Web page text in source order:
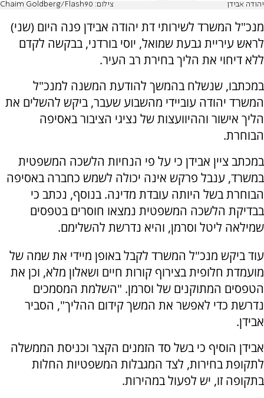
יהודה אבידן צילום: Chaim Goldberg/Flash90
מנכ"ל המשרד לשירותי דת יהודה אבידן פנה היום (שני)
לראש עיריית גבעת שמואל, יוסי בורדני, בבקשה לקדם
ללא דיחוי את הליך בחירת רב העיר.
במכתבו, שנשלח בהמשך להודעת המשנה למנכ"ל
המשרד יהודה עוביידי מהשבוע שעבר, ביקש להשלים את
הליך אישור וההיוועצות של נציגי הציבור באסיפה
הבוחרת.
במכתב ציין אבידן כי על פי הנחיות הלשכה המשפטית
במשרד, ענבל פרקש אינה יכולה לשמש כחברה באסיפה
הבוחרת בשל היותה עובדת מדינה. בנוסף, נכתב כי
בבדיקת הלשכה המשפטית נמצאו חוסרים בטפסים
שמילאה ליטל וסרמן, והיא נדרשת להשלימם.
עוד ביקש מנכ"ל המשרד לקבל באופן מיידי את שמה של
מועמדת חלופית בצירוף קורות חיים ושאלון מלא, וכן את
הטפסים המתוקנים של וסרמן. "השלמת המסמכים
נדרשת כדי לאפשר את המשך קידום ההליך", הסביר
אבידן.
אבידן הוסיף כי בשל סד הזמנים הקצר וכניסת הממשלה
לתקופת בחירות, לצד המגבלות המשפטיות החלות
בתקופה זו, יש לפעול במהירות.